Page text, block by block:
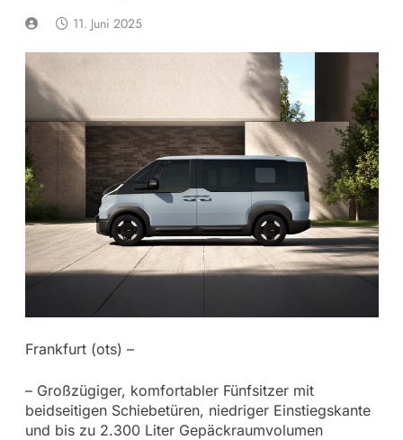
11. Juni 2025
Frankfurt (ots) –
– Großzügiger, komfortabler Fünfsitzer mit
beidseitigen Schiebetüren, niedriger Einstiegskante
und bis zu 2.300 Liter Gepäckraumvolumen